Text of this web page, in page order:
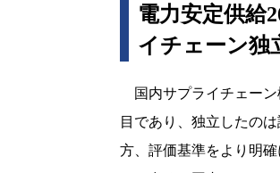
電力安定供給
イチェーン独
国内サプライチェーン
目であり、独立したの
方、評価基準をより明